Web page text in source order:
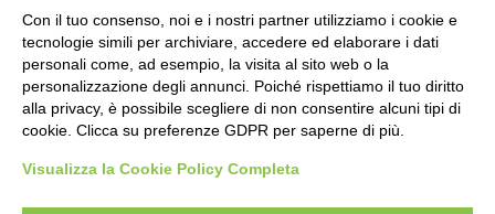
Con il tuo consenso, noi e i nostri partner utilizziamo i cookie e
tecnologie simili per archiviare, accedere ed elaborare i dati
personali come, ad esempio, la visita al sito web o la
personalizzazione degli annunci. Poiché rispettiamo il tuo diritto
alla privacy, è possibile scegliere di non consentire alcuni tipi di
cookie. Clicca su preferenze GDPR per saperne di più.
Visualizza la Cookie Policy Completa